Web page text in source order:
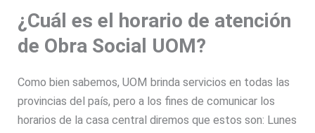
¿Cuál es el horario de atención
de Obra Social UOM?
Como bien sabemos, UOM brinda servicios en todas las
provincias del país, pero a los fines de comunicar los
horarios de la casa central diremos que estos son: Lunes